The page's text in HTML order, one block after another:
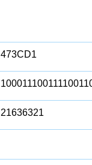
473CD1
21636321